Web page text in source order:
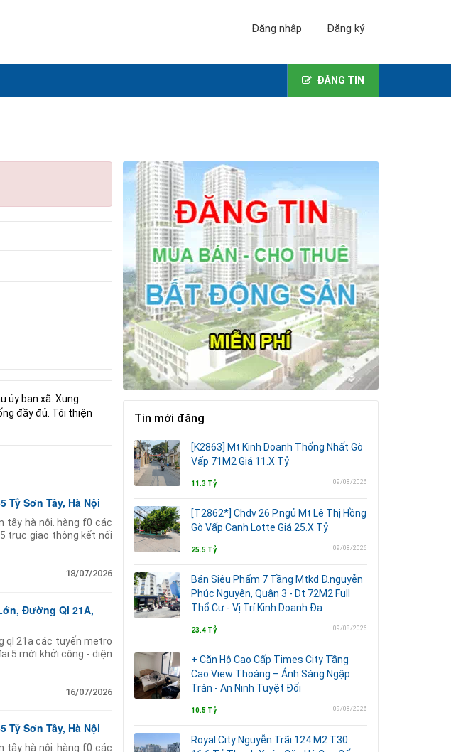
Đăng nhập Đăng ký
ĐĂNG TIN
ủy ban xã. Xung
đầy đủ. Tôi thiện
Tỷ Sơn Tây, Hà Nội
tây hà nội. hàng f0 các
trục giao thông kết nối
18/07/2026
Đường Ql 21A,
ql 21a các tuyến metro
5 mới khởi công - diện
16/07/2026
Tỷ Sơn Tây, Hà Nội
tây hà nội. hàng f0 các
Tin mới đăng
[K2863] Mt Kinh Doanh Thống Nhất Gò
Vấp 71M2 Giá 11.X Tỷ
11.3 Tỷ 09/08/2026
[T2862*] Chdv 26 P.ngủ Mt Lê Thị Hồng
Gò Vấp Cạnh Lotte Giá 25.X Tỷ
25.5 Tỷ 09/08/2026
Bán Siêu Phẩm 7 Tầng Mtkd Đ.nguyễn
Phúc Nguyên, Quận 3 - Dt 72M2 Full
Thổ Cư - Vị Trí Kinh Doanh Đa
23.4 Tỷ 09/08/2026
+ Căn Hộ Cao Cấp Times City Tầng
Cao View Thoáng – Ánh Sáng Ngập
Tràn - An Ninh Tuyệt Đối
10.5 Tỷ 09/08/2026
Royal City Nguyễn Trãi 124 M2 T30